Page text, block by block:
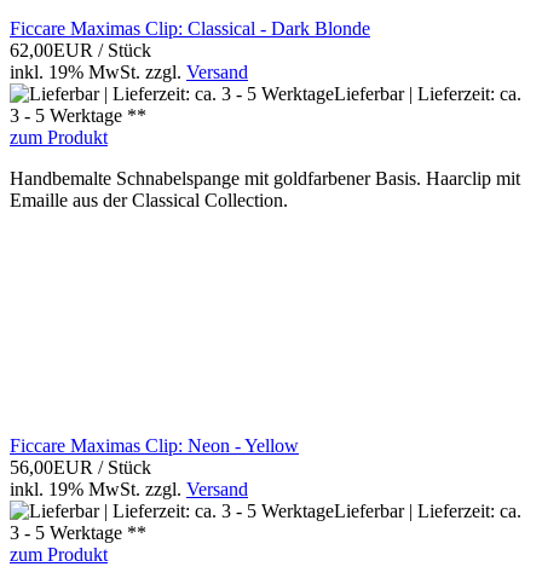
Ficcare Maximas Clip: Classical - Dark Blonde
62,00EUR / Stück
inkl. 19% MwSt. zzgl. Versand
Lieferbar | Lieferzeit: ca.
3 - 5 Werktage **
zum Produkt
Handbemalte Schnabelspange mit goldfarbener Basis. Haarclip mit
Emaille aus der Classical Collection.
Ficcare Maximas Clip: Neon - Yellow
56,00EUR / Stück
inkl. 19% MwSt. zzgl. Versand
Lieferbar | Lieferzeit: ca.
3 - 5 Werktage **
zum Produkt